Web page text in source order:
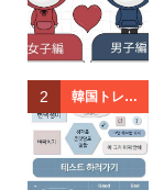
2 韓国トレン
ド